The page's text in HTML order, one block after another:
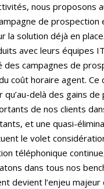
nous proposons
de
solution déjà en
avec leurs équipes
campagnes de
coût horaire agent. Ce
delà des gains
de nos clients
et une quasi-
le volet
téléphonique
dans tous nos
devient l’enjeu